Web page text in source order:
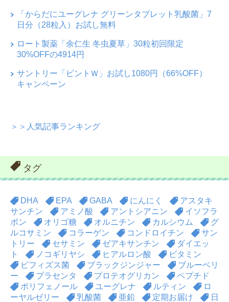
「からだにユーグレナ グリーンタブレット乳酸菌」7
日分（28粒入）お試し無料
ロート製薬「余仁生 冬虫夏草」30粒初回限定
30%OFFの4914円
サントリー「ピントＷ」お試し1080円（66%OFF）
キャンペーン
＞＞人気記事ランキング
タグ
DHA EPA GABA にんにく
アスタキ
サンチン
アミノ酸 アントシアニン
イソフラ
ボン
オリゴ糖 オルニチン カルシウム
グ
ルコサミン
コラーゲン コンドロイチン
サン
トリー
セサミン ゼアキサンチン
ダイエッ
ト
ノコギリヤシ ヒアルロン酸
ビタミン
ビフィズス菌
ブラックジンジャー
ブルーベリ
ー
プラセンタ プロテオグリカン
ペプチド
ポリフェノール
ユーグレナ ルティン
ロ
ーヤルゼリー
乳酸菌 亜鉛 定期お届け
日